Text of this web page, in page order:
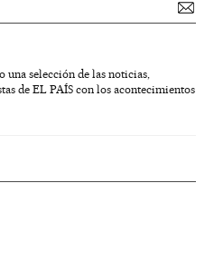
una selección de las noticias,
de EL PAÍS con los acontecimientos